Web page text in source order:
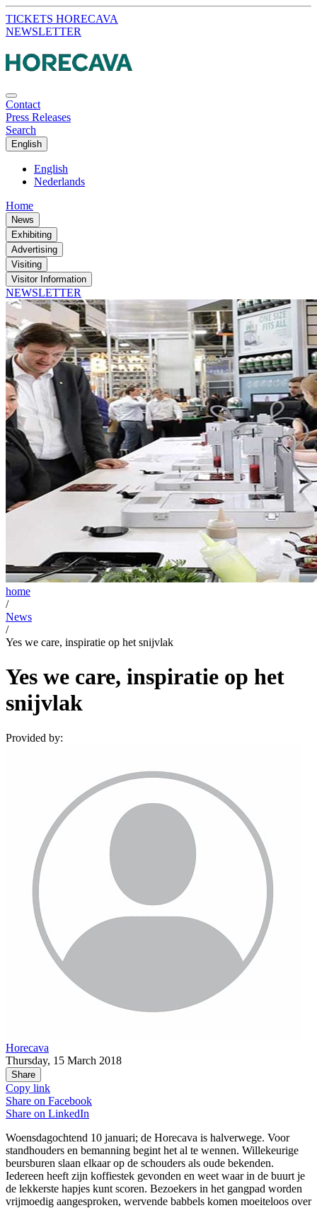
TICKETS HORECAVA
NEWSLETTER
Contact
Press Releases
Search
English
English
Nederlands
Home
News
Exhibiting
Advertising
Visiting
Visitor Information
NEWSLETTER
home
/
News
/
Yes we care, inspiratie op het snijvlak
Yes we care, inspiratie op het
snijvlak
Provided by:
Horecava
Thursday, 15 March 2018
Share
Copy link
Share on Facebook
Share on LinkedIn
Woensdagochtend 10 januari; de Horecava is halverwege. Voor
standhouders en bemanning begint het al te wennen. Willekeurige
beursburen slaan elkaar op de schouders als oude bekenden.
Iedereen heeft zijn koffiestek gevonden en weet waar in de buurt je
de lekkerste hapjes kunt scoren. Bezoekers in het gangpad worden
vrijmoedig aangesproken, wervende babbels komen moeiteloos over